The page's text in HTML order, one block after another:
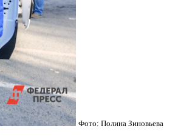
Фото: Полина Зиновьева